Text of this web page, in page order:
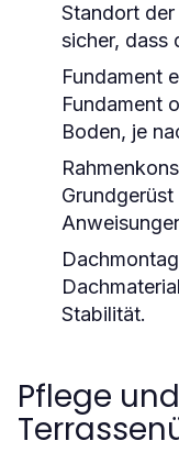
Standort
sicher, dass
Fundament
Fundament
Boden, je
Stabilität.
Pflege